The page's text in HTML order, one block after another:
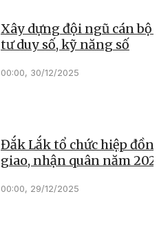
Xây dựng đội ngũ cán bộ
tư duy số, kỹ năng số
00:00, 30/12/2025
Đắk Lắk tổ chức hiệp
giao, nhận quân năm
00:00, 29/12/2025